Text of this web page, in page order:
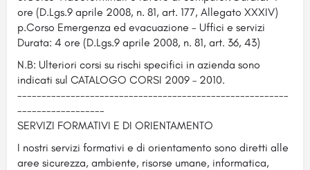
ore (D.Lgs.9 aprile 2008, n. 81, art. 177, Allegato XXXIV)
p.Corso Emergenza ed evacuazione - Uffici e servizi
Durata: 4 ore (D.Lgs.9 aprile 2008, n. 81, art. 36, 43)
N.B: Ulteriori corsi su rischi specifici in azienda sono
indicati sul CATALOGO CORSI 2009 – 2010.
--------------------------------------------------------
------------------
SERVIZI FORMATIVI E DI ORIENTAMENTO
I nostri servizi formativi e di orientamento sono diretti alle
aree sicurezza, ambiente, risorse umane, informatica,